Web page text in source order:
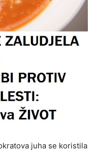
juha se koristila